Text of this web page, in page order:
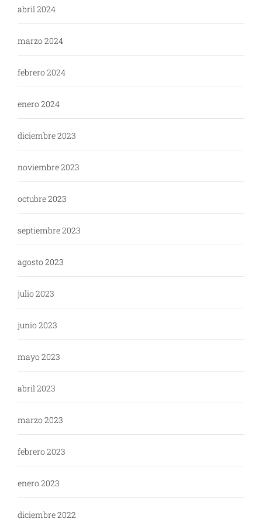
abril 2024
marzo 2024
febrero 2024
enero 2024
diciembre 2023
noviembre 2023
octubre 2023
septiembre 2023
agosto 2023
julio 2023
junio 2023
mayo 2023
abril 2023
marzo 2023
febrero 2023
enero 2023
diciembre 2022